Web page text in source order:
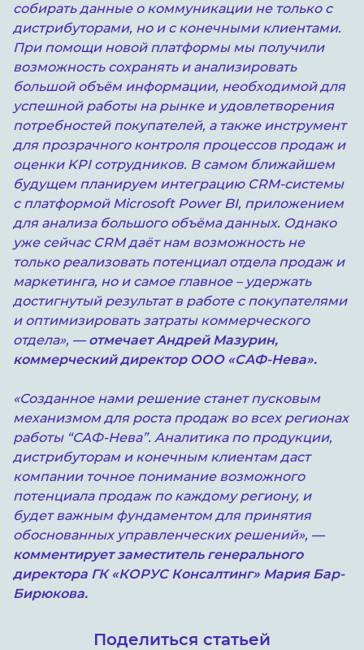
собирать данные о коммуникации не только с
дистрибуторами, но и с конечными клиентами.
При помощи новой платформы мы получили
возможность сохранять и анализировать
большой объём информации, необходимой для
успешной работы на рынке и удовлетворения
потребностей покупателей, а также инструмент
для прозрачного контроля процессов продаж и
оценки KPI сотрудников. В самом ближайшем
будущем планируем интеграцию CRM-системы
с платформой Microsoft Power BI, приложением
для анализа большого объёма данных. Однако
уже сейчас CRM даёт нам возможность не
только реализовать потенциал отдела продаж и
маркетинга, но и самое главное – удержать
достигнутый результат в работе с покупателями
и оптимизировать затраты коммерческого
отдела», — отмечает Андрей Мазурин,
коммерческий директор ООО «САФ-Нева».
«Созданное нами решение станет пусковым
механизмом для роста продаж во всех регионах
работы “САФ-Нева”. Аналитика по продукции,
дистрибуторам и конечным клиентам даст
компании точное понимание возможного
потенциала продаж по каждому региону, и
будет важным фундаментом для принятия
обоснованных управленческих решений», —
комментирует заместитель генерального
директора ГК «КОРУС Консалтинг» Мария Бар-
Бирюкова.
Поделиться статьей